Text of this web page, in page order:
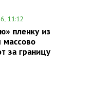
11:12
пленку из
массово
за границу